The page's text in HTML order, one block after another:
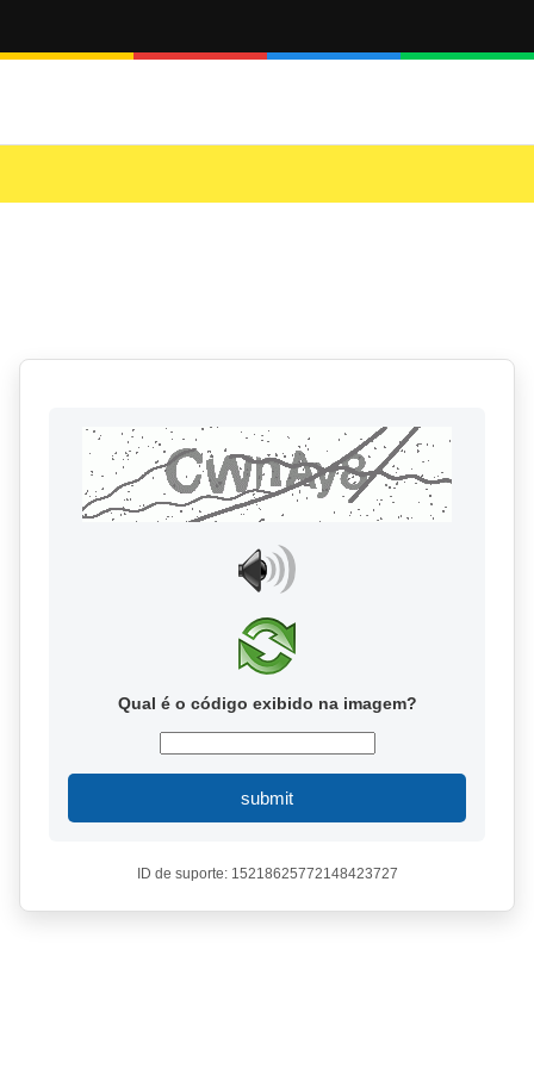
Qual é o código exibido na imagem?
submit
ID de suporte: 15218625772148423727